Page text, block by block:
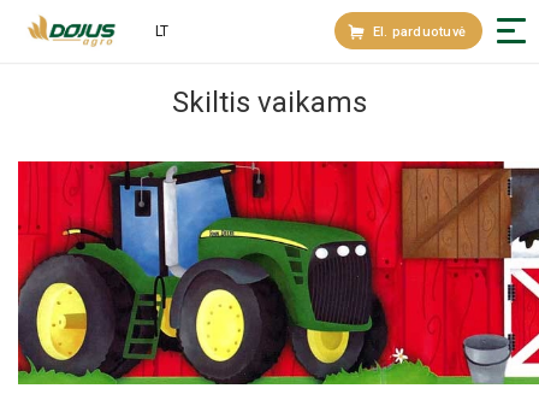
LT El. parduotuvė
Skiltis vaikams